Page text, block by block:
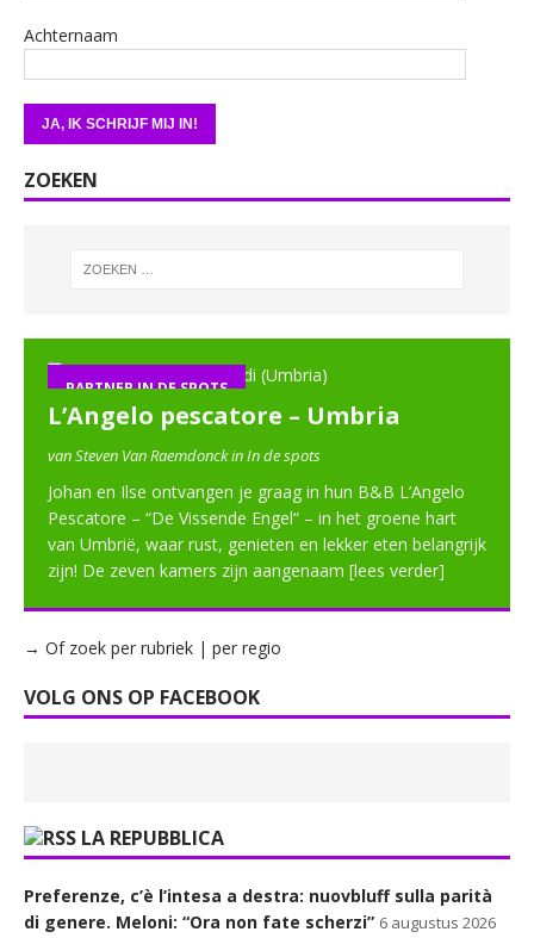
Achternaam
ZOEKEN
PARTNER IN DE SPOTS
L’Angelo pescatore – Umbria
van Steven Van Raemdonck in In de spots
Johan en Ilse ontvangen je graag in hun B&B L’Angelo
Pescatore – “De Vissende Engel“ – in het groene hart
van Umbrië, waar rust, genieten en lekker eten belangrijk
zijn! De zeven kamers zijn aangenaam [lees verder]
→ Of zoek per rubriek | per regio
VOLG ONS OP FACEBOOK
LA REPUBBLICA
Preferenze, c’è l’intesa a destra: nuovbluff sulla parità
di genere. Meloni: “Ora non fate scherzi” 6 augustus 2026